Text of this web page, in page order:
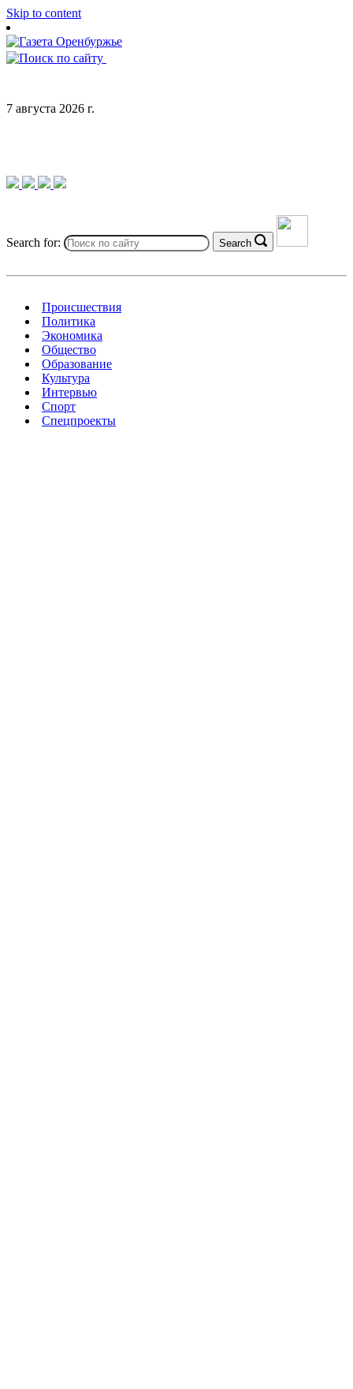
Skip to content
7 августа 2026 г.
Search for: Search
Происшествия
Политика
Экономика
Общество
Образование
Культура
Интервью
Спорт
Спецпроекты